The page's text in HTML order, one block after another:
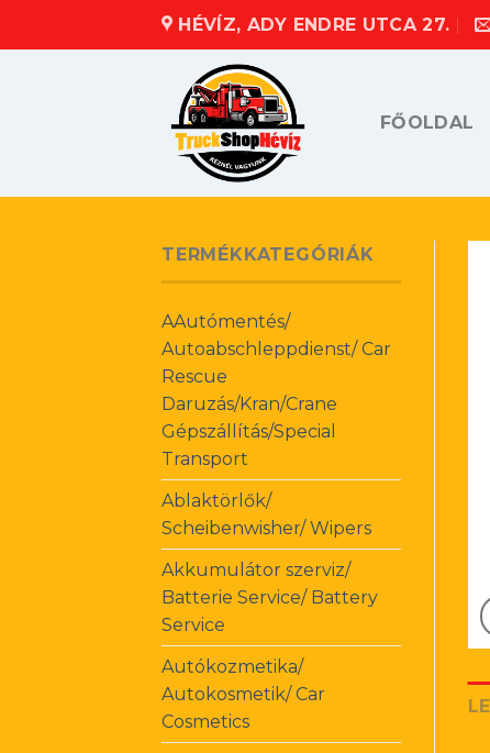
HÉVÍZ, ADY ENDRE UTCA 27.
FŐOLDAL
TERMÉKKATEGÓRIÁK
AAutómentés/
Autoabschleppdienst/ Car
Rescue
Daruzás/Kran/Crane
Gépszállítás/Special
Transport
Ablaktörlők/
Scheibenwisher/ Wipers
Akkumulátor szerviz/
Batterie Service/ Battery
Service
Autókozmetika/
Autokosmetik/ Car
Cosmetics